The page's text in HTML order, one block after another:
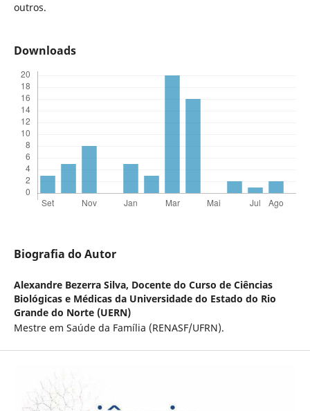
outros.
Downloads
Biografia do Autor
Alexandre Bezerra Silva, Docente do Curso de Ciências
Biológicas e Médicas da Universidade do Estado do Rio
Grande do Norte (UERN)
Mestre em Saúde da Família (RENASF/UFRN).